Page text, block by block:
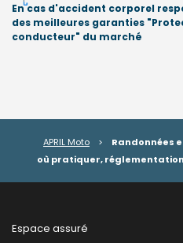
En cas d'accident corporel
des meilleures garanties
conducteur" du marché
APRIL Moto >
Randonnées
où pratiquer,
Espace assuré